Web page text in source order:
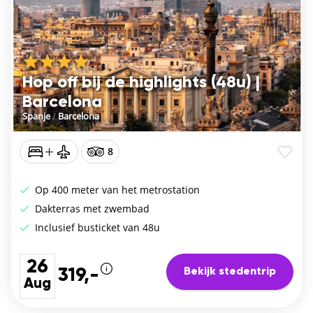
Hop off bij de highlights (48u) |
Barcelona
Spanje/Barcelona
8
Op 400 meter van het metrostation
Dakterras met zwembad
Inclusief busticket van 48u
26
Aug 319,- Bekijk stedentrip